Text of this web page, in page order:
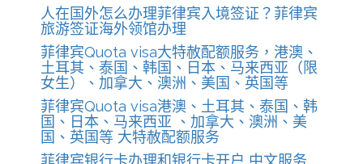
人在国外怎么办理菲律宾入境签证？菲律宾
旅游签证海外领馆办理
菲律宾Quota visa大特赦配额服务，港澳、
土耳其、泰国、韩国、日本、马来西亚（限
女生）、加拿大、澳洲、美国、英国等
菲律宾Quota visa港澳、土耳其、泰国、韩
国、日本、马来西亚 、加拿大、澳洲、美
国、英国等 大特赦配额服务